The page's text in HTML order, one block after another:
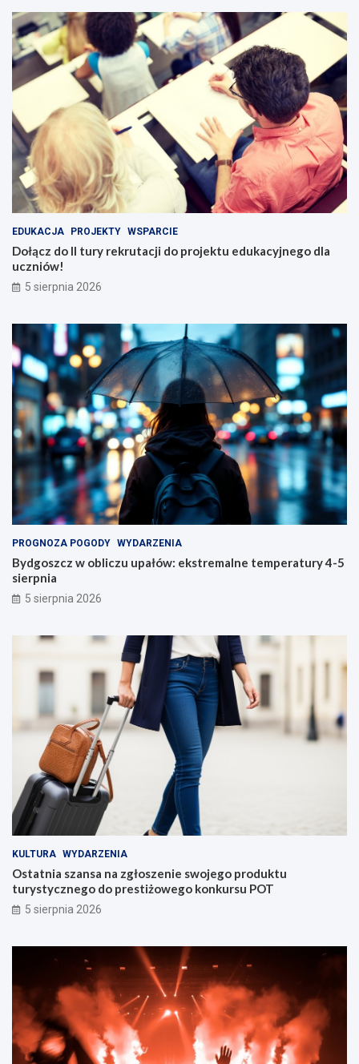
EDUKACJA PROJEKTY WSPARCIE
Dołącz do II tury rekrutacji do projektu edukacyjnego dla
uczniów!
5 sierpnia 2026
PROGNOZA POGODY WYDARZENIA
Bydgoszcz w obliczu upałów: ekstremalne temperatury 4-5
sierpnia
5 sierpnia 2026
KULTURA WYDARZENIA
Ostatnia szansa na zgłoszenie swojego produktu
turystycznego do prestiżowego konkursu POT
5 sierpnia 2026